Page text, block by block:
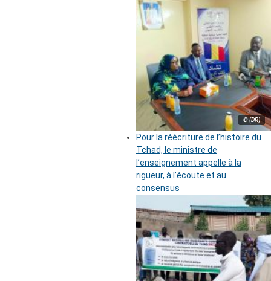
© (DR)
Pour la réécriture de l’histoire du
Tchad, le ministre de
l’enseignement appelle à la
rigueur, à l’écoute et au
consensus